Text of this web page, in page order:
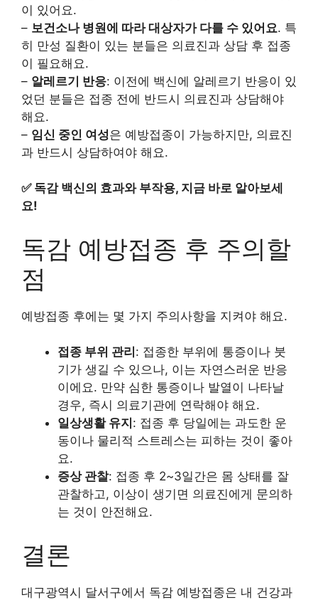
이 있어요.
– 보건소나 병원에 따라 대상자가 다를 수 있어요. 특
히 만성 질환이 있는 분들은 의료진과 상담 후 접종
이 필요해요.
– 알레르기 반응: 이전에 백신에 알레르기 반응이 있
었던 분들은 접종 전에 반드시 의료진과 상담해야
해요.
– 임신 중인 여성은 예방접종이 가능하지만, 의료진
과 반드시 상담하여야 해요.
✅ 독감 백신의 효과와 부작용, 지금 바로 알아보세
요!
독감 예방접종 후 주의할
점
예방접종 후에는 몇 가지 주의사항을 지켜야 해요.
접종 부위 관리 : 접종한 부위에 통증이나 붓
기가 생길 수 있으나, 이는 자연스러운 반응
이에요. 만약 심한 통증이나 발열이 나타날
경우, 즉시 의료기관에 연락해야 해요.
일상생활 유지 : 접종 후 당일에는 과도한 운
동이나 물리적 스트레스는 피하는 것이 좋아
요.
증상 관찰: 접종 후 2~3일간은 몸 상태를 잘
관찰하고, 이상이 생기면 의료진에게 문의하
는 것이 안전해요.
결론
대구광역시 달서구에서 독감 예방접종은 내 건강과